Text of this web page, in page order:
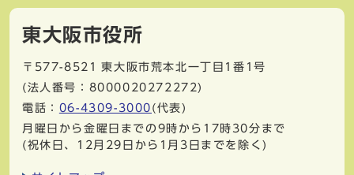
東大阪市役所
〒577-8521
東大阪市荒本北一丁目1番1号
(法人番号：8000020272272)
電話： 06-4309-3000 (代表)
月曜日から金曜日までの9時から17時30分まで
(祝休日、12月29日から1月3日までを除く)